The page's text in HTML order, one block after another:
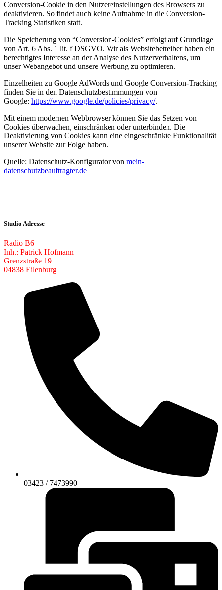
Conversion-Cookie in den Nutzereinstellungen des Browsers zu
deaktivieren. So findet auch keine Aufnahme in die Conversion-
Tracking Statistiken statt.
Die Speicherung von “Conversion-Cookies” erfolgt auf Grundlage
von Art. 6 Abs. 1 lit. f DSGVO. Wir als Websitebetreiber haben ein
berechtigtes Interesse an der Analyse des Nutzerverhaltens, um
unser Webangebot und unsere Werbung zu optimieren.
Einzelheiten zu Google AdWords und Google Conversion-Tracking
finden Sie in den Datenschutzbestimmungen von
Google: https://www.google.de/policies/privacy/.
Mit einem modernen Webbrowser können Sie das Setzen von
Cookies überwachen, einschränken oder unterbinden. Die
Deaktivierung von Cookies kann eine eingeschränkte Funktionalität
unserer Website zur Folge haben.
Quelle: Datenschutz-Konfigurator von mein-
datenschutzbeauftragter.de
Studio Adresse
Radio B6
Inh.: Patrick Hofmann
Grenzstraße 19
04838 Eilenburg
03423 / 7473990